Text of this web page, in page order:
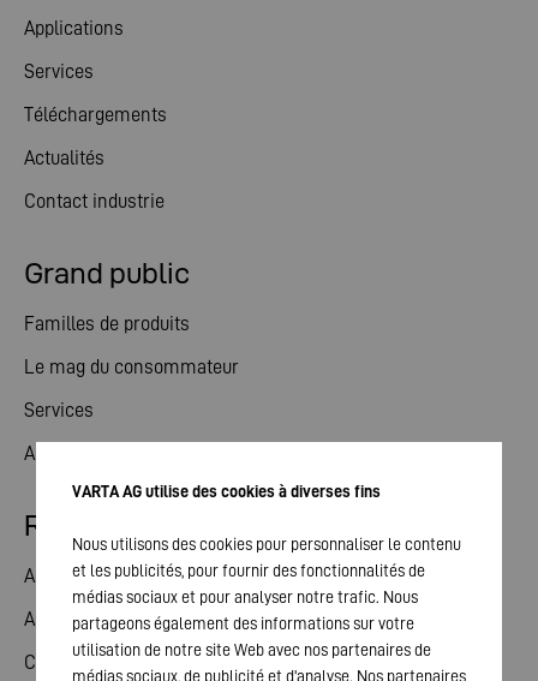
Grand public
Familles de produits
Le mag du consommateur
Services
Actualités
Applications
Services
Téléchargements
Actualités
Contact industrie
Relations avec les investisseurs
Action
Assemblée générale
Calendrier financier
VARTA AG utilise des cookies à diverses fins
Nous utilisons des cookies pour personnaliser le contenu
et les publicités, pour fournir des fonctionnalités de
médias sociaux et pour analyser notre trafic. Nous
partageons également des informations sur votre
utilisation de notre site Web avec nos partenaires de
médias sociaux, de publicité et d'analyse. Nos partenaires